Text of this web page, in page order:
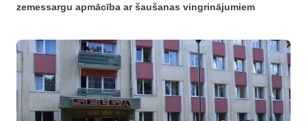
zemessargu apmācība ar šaušanas vingrinājumiem